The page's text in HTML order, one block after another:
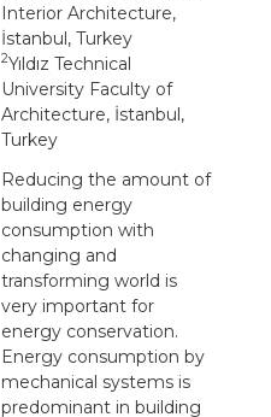
Interior Architecture,
İstanbul, Turkey
2Yıldız Technical
University Faculty of
Architecture, İstanbul,
Turkey
Reducing the amount of
building energy
consumption with
changing and
transforming world is
very important for
energy conservation.
Energy consumption by
mechanical systems is
predominant in building